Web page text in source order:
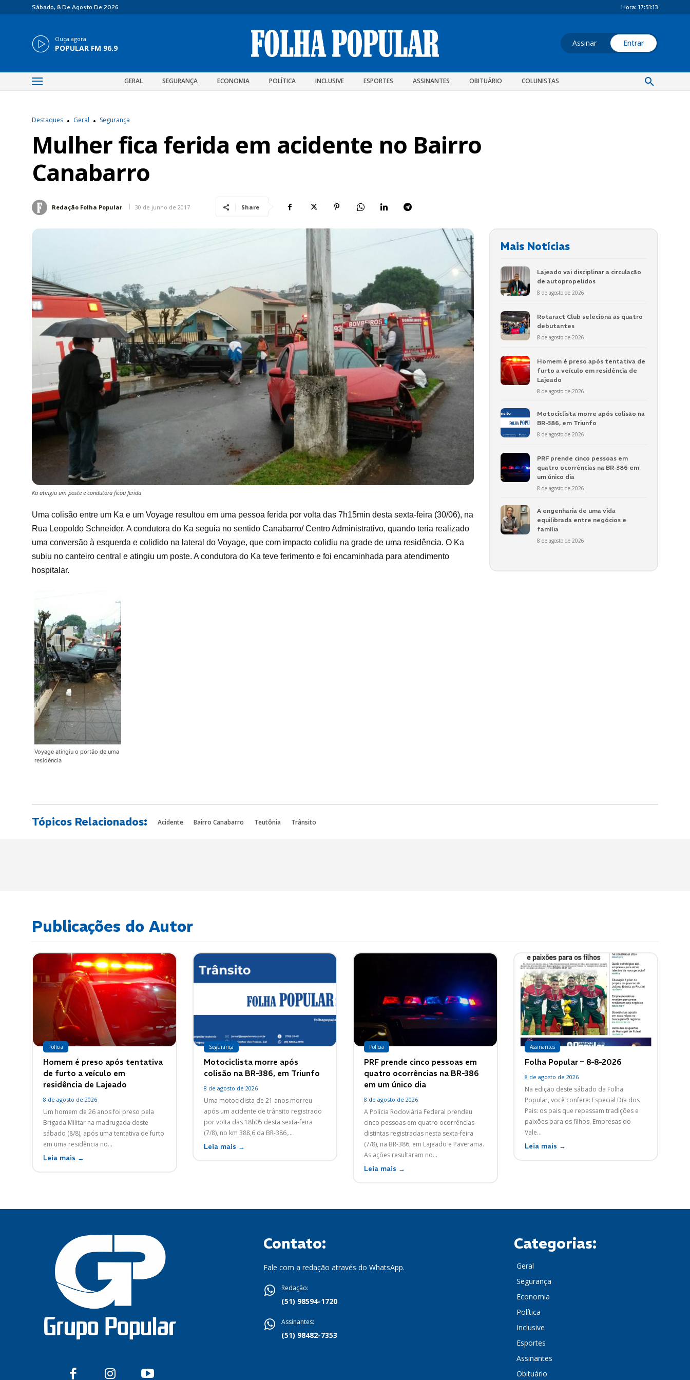
Sábado, 8 De Agosto De 2026 Hora: 17:51:14
Ouça agora
POPULAR FM 96.9 Assinar Entrar
GERAL SEGURANÇA ECONOMIA POLÍTICA INCLUSIVE ESPORTES ASSINANTES OBITUÁRIO COLUNISTAS
Destaques Geral Segurança
Mulher fica ferida em acidente no Bairro
Canabarro
Redação Folha Popular 30 de junho de 2017 Share
Ka atingiu um poste e condutora ficou ferida
Uma colisão entre um Ka e um Voyage resultou em uma pessoa ferida por volta das 7h15min desta sexta-feira (30/06), na
Rua Leopoldo Schneider. A condutora do Ka seguia no sentido Canabarro/ Centro Administrativo, quando teria realizado
uma conversão à esquerda e colidido na lateral do Voyage, que com impacto colidiu na grade de uma residência. O Ka
subiu no canteiro central e atingiu um poste. A condutora do Ka teve ferimento e foi encaminhada para atendimento
hospitalar.
Voyage atingiu o portão de uma
residência
Mais Notícias
Lajeado vai disciplinar a circulação
de autopropelidos
8 de agosto de 2026
Rotaract Club seleciona as quatro
debutantes
8 de agosto de 2026
Homem é preso após tentativa de
furto a veículo em residência de
Lajeado
8 de agosto de 2026
Motociclista morre após colisão na
BR-386, em Triunfo
8 de agosto de 2026
PRF prende cinco pessoas em
quatro ocorrências na BR-386 em
um único dia
8 de agosto de 2026
A engenharia de uma vida
equilibrada entre negócios e
família
8 de agosto de 2026
Tópicos Relacionados: Acidente Bairro Canabarro Teutônia Trânsito
Publicações do Autor
Polícia
Homem é preso após tentativa
de furto a veículo em
residência de Lajeado
8 de agosto de 2026
Um homem de 26 anos foi preso pela
Brigada Militar na madrugada deste
sábado (8/8), após uma tentativa de furto
em uma residência no...
Leia mais →
Segurança
Motociclista morre após
colisão na BR-386, em Triunfo
8 de agosto de 2026
Uma motociclista de 21 anos morreu
após um acidente de trânsito registrado
por volta das 18h05 desta sexta-feira
(7/8), no km 388,6 da BR-386,...
Leia mais →
Polícia
PRF prende cinco pessoas em
quatro ocorrências na BR-386
em um único dia
8 de agosto de 2026
A Polícia Rodoviária Federal prendeu
cinco pessoas em quatro ocorrências
distintas registradas nesta sexta-feira
(7/8), na BR-386, em Lajeado e Paverama.
As ações resultaram no...
Leia mais →
Assinantes
Folha Popular – 8-8-2026
8 de agosto de 2026
Na edição deste sábado da Folha
Popular, você confere: Especial Dia dos
Pais: os pais que repassam tradições e
paixões para os filhos. Empresas do
Vale...
Leia mais →
Contato:
Fale com a redação através do WhatsApp.
Redação:
(51) 98594-1720
Assinantes:
(51) 98482-7353
Categorias:
Geral
Segurança
Economia
Política
Inclusive
Esportes
Assinantes
Obituário